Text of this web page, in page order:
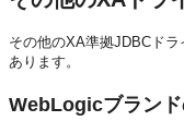
その他のXA準拠JDBCド
あります。
WebLogicブラン